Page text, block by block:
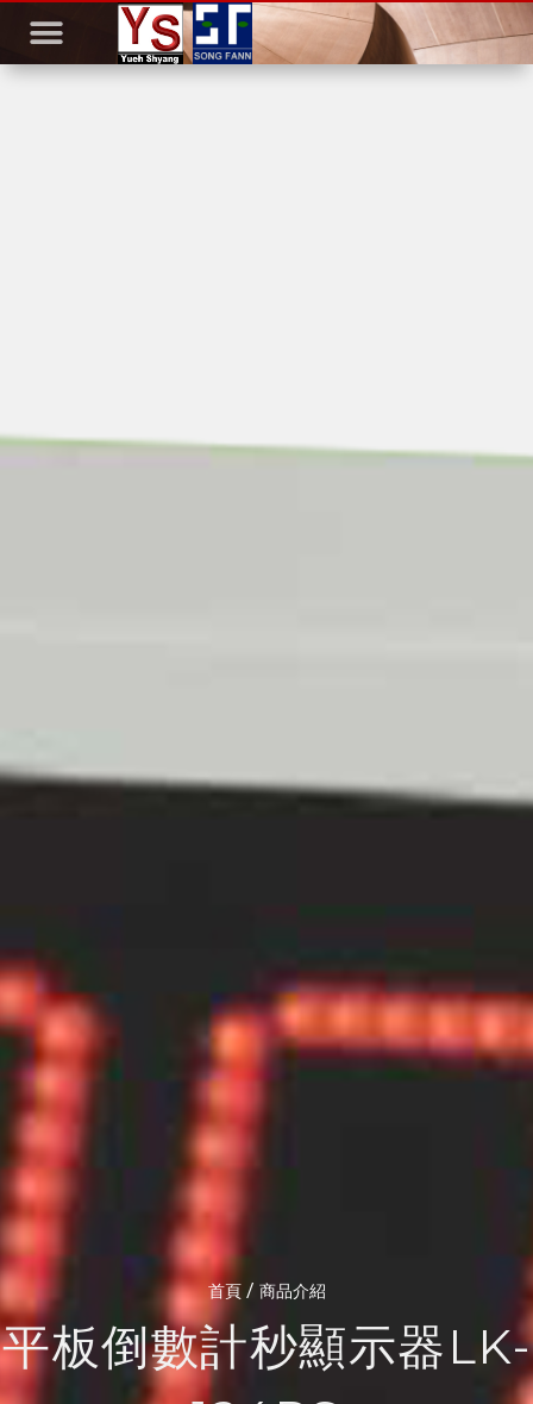
首頁/ 商品介紹
平板倒數計秒顯示器LK-